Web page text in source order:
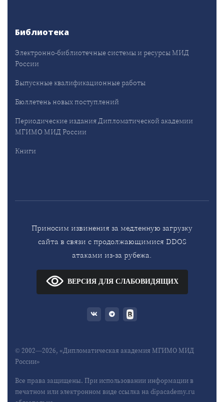
Библиотека
Электронно-библиотечные системы и ресурсы МИД
России
Выпускные квалификационные работы
Бюллетень новых поступлений
Периодические издания Дипломатической академии
МГИМО МИД России
Книги
Приносим извинения за медленную загрузку
сайта в связи с продолжающимися DDOS
атаками из-за рубежа.
ВЕРСИЯ ДЛЯ СЛАБОВИДЯЩИХ
© 2002—2026, «Дипломатическая академия МГИМО МИД
России»
Все права защищены. При использовании информации в
печатном или электронном виде ссылка на dipacademy.ru